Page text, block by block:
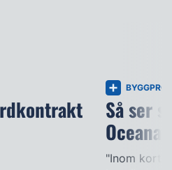
Så ser
Oceana
"Inom kort